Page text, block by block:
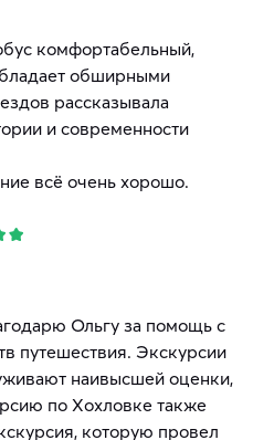
комфортабельный,
обширными
рассказывала
и современности
всё очень хорошо.
Ольгу за помощь с
путешествия. Экскурсии
наивысшей оценки,
по Хохловке также
которую провел